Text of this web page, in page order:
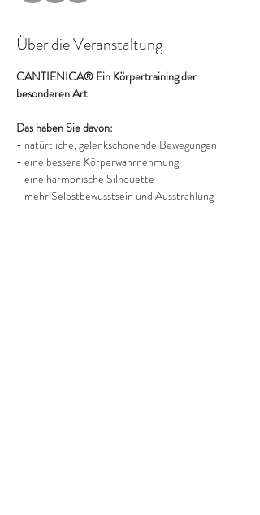
Über die Veranstaltung
CANTIENICA® Ein Körpertraining der
besonderen Art
Das haben Sie davon:
- natürtliche, gelenkschonende Bewegungen
- eine bessere Körperwahrnehmung
- eine harmonische Silhouette
- mehr Selbstbewusstsein und Ausstrahlung